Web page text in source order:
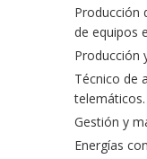
Producción
de equipos
Producción
Técnico de
telemáticos.
Gestión y
Energías